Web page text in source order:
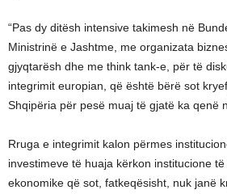
“Pas dy ditësh intensive takimesh në
Ministrinë e Jashtme, me organizata
gjyqtarësh dhe me think tank-e, për të
integrimit europian, që është bërë sot
Shqipëria për pesë muaj të gjatë ka qenë
Rruga e integrimit kalon përmes
investimeve të huaja kërkon institucione
ekonomike që sot, fatkeqësisht, nuk janë